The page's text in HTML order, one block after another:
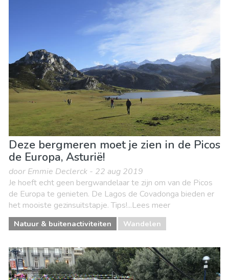
Deze bergmeren moet je zien in de Picos
de Europa, Asturië!
door Emmie Declerck - 22 aug 2019
Je hoeft echt geen bergwandelaar te zijn om van de Picos
de Europa te genieten. De Lagos de Covadonga bieden er
het mooiste gezinsuitstapje. Tips!...Lees meer
Natuur & buitenactiviteiten Wandelen